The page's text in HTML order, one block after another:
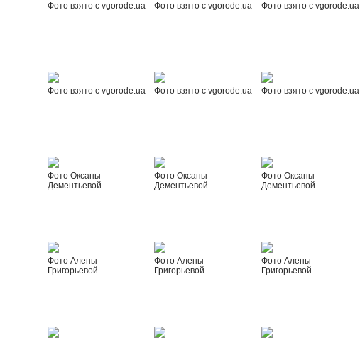
Фото взято с vgorode.ua Фото взято с vgorode.ua Фото взято с vgorode.ua
Фото взято с vgorode.ua Фото взято с vgorode.ua Фото взято с vgorode.ua
Фото Оксаны
Дементьевой
Фото Оксаны
Дементьевой
Фото Оксаны
Дементьевой
Фото Алены
Григорьевой
Фото Алены
Григорьевой
Фото Алены
Григорьевой